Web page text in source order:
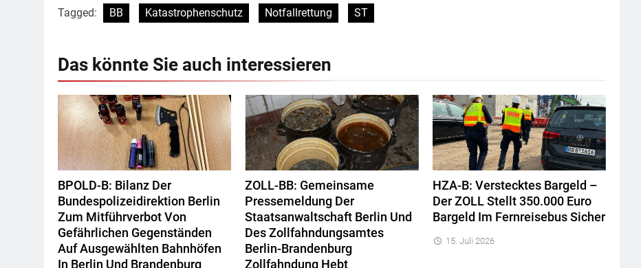
Tagged: BB Katastrophenschutz Notfallrettung ST
Das könnte Sie auch interessieren
BPOLD-B: Bilanz Der
Bundespolizeidirektion Berlin
Zum Mitführverbot Von
Gefährlichen Gegenständen
Auf Ausgewählten Bahnhöfen
In Berlin Und Brandenburg
ZOLL-BB: Gemeinsame
Pressemeldung Der
Staatsanwaltschaft Berlin Und
Des Zollfahndungsamtes
Berlin-Brandenburg
Zollfahndung Hebt
HZA-B: Verstecktes Bargeld –
Der ZOLL Stellt 350.000 Euro
Bargeld Im Fernreisebus Sicher
15. Juli 2026